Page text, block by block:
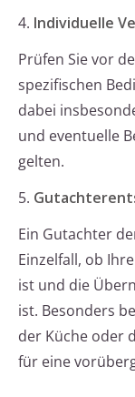
4. Individuelle
Prüfen Sie vor
spezifischen
dabei
und eventuelle
gelten.
5.
Ein Gutachter
Einzelfall, ob
ist und die
ist. Besonders
der Küche oder
für eine